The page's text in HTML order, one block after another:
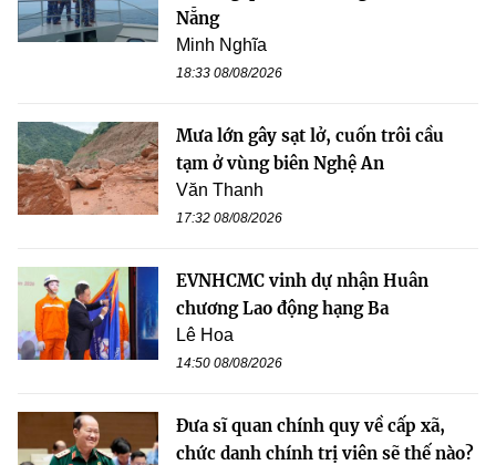
Nẵng
Minh Nghĩa
18:33 08/08/2026
Mưa lớn gây sạt lở, cuốn trôi cầu
tạm ở vùng biên Nghệ An
Văn Thanh
17:32 08/08/2026
EVNHCMC vinh dự nhận Huân
chương Lao động hạng Ba
Lê Hoa
14:50 08/08/2026
Đưa sĩ quan chính quy về cấp xã,
chức danh chính trị viên sẽ thế nào?